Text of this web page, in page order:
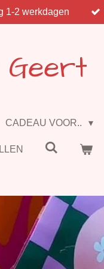
1-2 werkdagen
CADEAU VOOR..